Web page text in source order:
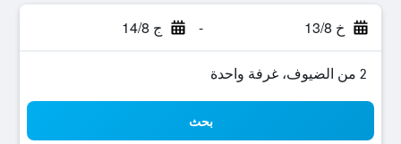
خ 13/8 - ج 14/8
2 من الضيوف، غرفة واحدة
بحث